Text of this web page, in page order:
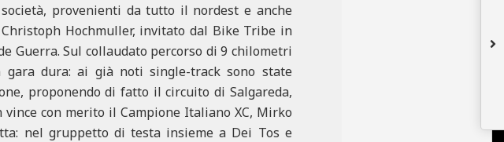
provenienti da tutto il nordest e anche
Hochmuller, invitato dal Bike Tribe in
Guerra. Sul collaudato percorso di 9 chilometri
gara dura: ai già noti single-track sono state
proponendo di fatto il circuito di Salgareda,
con merito il Campione Italiano XC, Mirko
nel gruppetto di testa insieme a Dei Tos e